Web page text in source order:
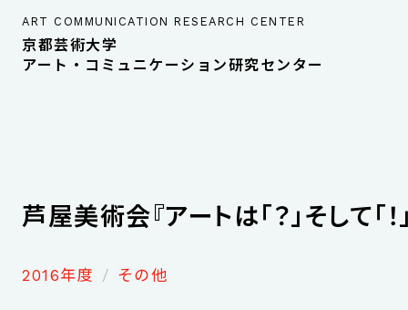
ART COMMUNICATION RESEARCH CENTER
京都芸術大学
アート・コミュニケーション研究センター
芦屋美術会『アートは「？」そして「！
2016年度 その他